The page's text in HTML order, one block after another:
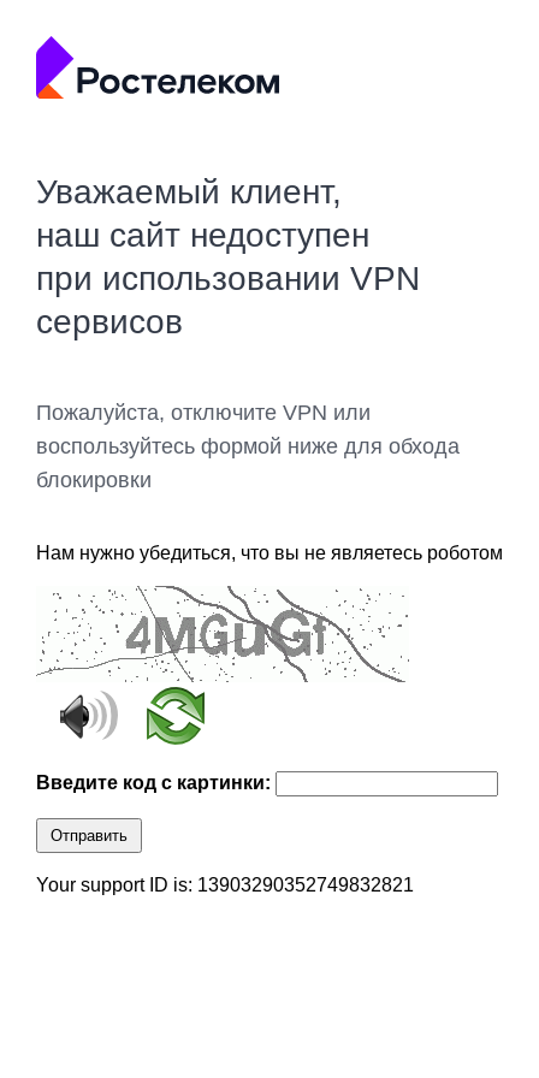
Уважаемый клиент,
наш сайт недоступен
при использовании VPN
сервисов
Пожалуйста, отключите VPN или
воспользуйтесь формой ниже для обхода
блокировки
Нам нужно убедиться, что вы не являетесь роботом
Введите код с картинки:
Отправить
Your support ID is: 13903290352749832821